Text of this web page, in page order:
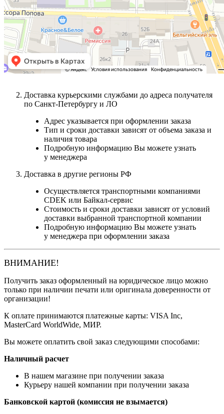
Доставка курьерскими службами до адреса получателя
по Санкт-Петербургу и ЛО
Адрес указывается при оформлении заказа
Тип и сроки доставки зависят от объема заказа и
наличия товара
Подробную информацию Вы можете узнать
у менеджера
Доставка в другие регионы РФ
Осуществляется транспортными компаниями
CDEK или Байкал-сервис
Стоимость и сроки доставки зависят от условий
доставки выбранной транспортной компании
Подробную информацию Вы можете узнать
у менеджера при оформлении заказа
ВНИМАНИЕ!
Получить заказ оформленный на юридическое лицо можно
только при наличии печати или оригинала доверенности от
организации!
К оплате принимаются платежные карты: VISA Inc,
MasterCard WorldWide, МИР.
Вы можете оплатить свой заказ следующими способами:
Наличный расчет
В нашем магазине при получении заказа
Курьеру нашей компании при получении заказа
Банковской картой (комиссия не взымается)